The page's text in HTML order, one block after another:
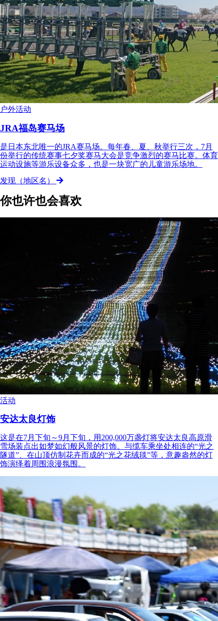
户外活动
JRA福岛赛马场
是日本东北唯一的JRA赛马场。每年春、夏、秋举行三次，7月
份举行的传统赛事七夕奖赛马大会是竞争激烈的赛马比赛。体育
运动设施等游乐设备众多，也是一块宽广的儿童游乐场地。
发现（地区名）
你也许也会喜欢
活动
安达太良灯饰
这是在7月下旬～9月下旬，用200,000万盏灯将安达太良高原滑
雪场装点出如梦如幻般风景的灯饰。与缆车乘坐处相连的“光之
隧道”、在山顶仿制花卉而成的“光之花绒毯”等，意趣盎然的灯
饰演绎着周围浪漫氛围。